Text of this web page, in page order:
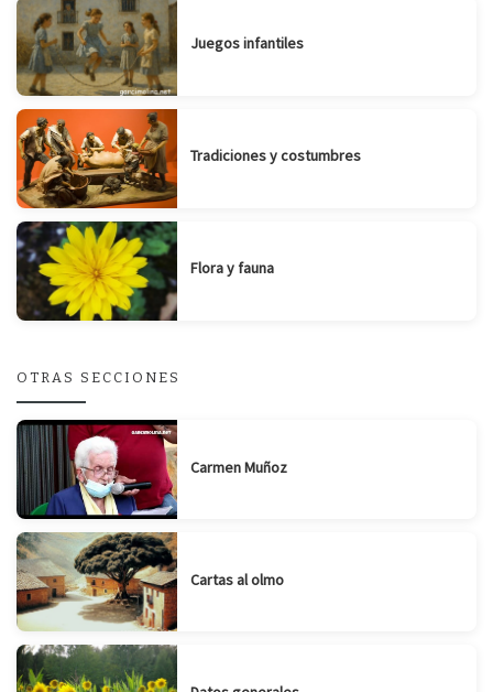
Juegos infantiles
Tradiciones y costumbres
Flora y fauna
OTRAS SECCIONES
Carmen Muñoz
Cartas al olmo